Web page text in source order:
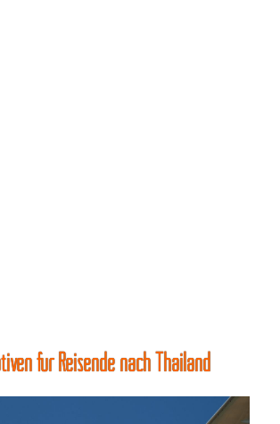
für Reisende nach Thailand